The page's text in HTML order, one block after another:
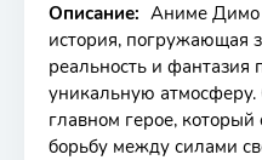
Описание: Аниме Димо
история, погружающая
реальность и фантазия
уникальную
главном герое, который
борьбу между силами